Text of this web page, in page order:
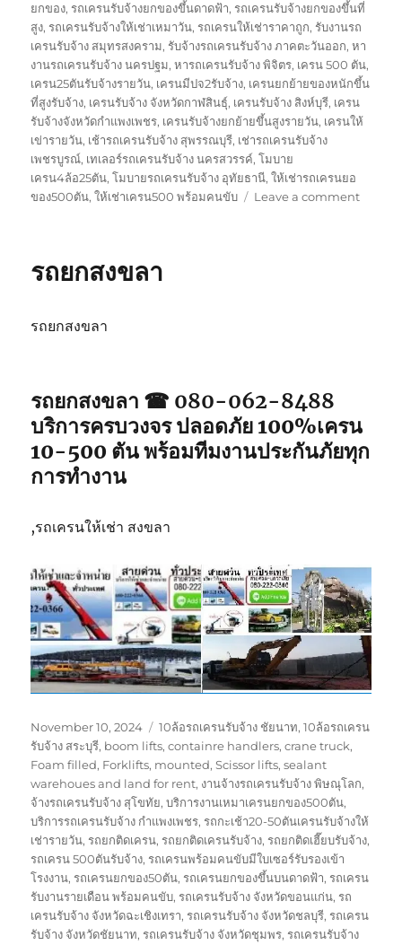
ยกของ,รถเครนรับจ้างยกของขึ้นดาดฟ้า,รถเครนรับจ้างยกของขึ้นที่
สูง,รถเครนรับจ้างให้เช่าเหมาวัน,รถเครนให้เช่าราคาถูก,รับงานรถ
เครนรับจ้าง สมุทรสงคราม,รับจ้างรถเครนรับจ้าง ภาคตะวันออก,หา
งานรถเครนรับจ้าง นครปฐม,หารถเครนรับจ้าง พิจิตร, เครน 500 ตัน,
เครน25ตันรับจ้างรายวัน, เครนมีปจ2รับจ้าง, เครนยกย้ายของหนักขึ้น
ที่สูงรับจ้าง, เครนรับจ้าง จังหวัดกาฬสินธุ์, เครนรับจ้าง สิงห์บุรี, เครน
รับจ้างจังหวัดกำแพงเพชร, เครนรับจ้างยกย้ายขึ้นสูงรายวัน, เครนให้
เข่ารายวัน, เช้ารถเครนรับจ้าง สุพรรณบุรี, เช่ารถเครนรับจ้าง
เพชรบูรณ์, เทเลอร์รถเครนรับจ้าง นครสวรรค์,โมบาย
เครน4ล้อ25ตัน,โมบายรถเครนรับจ้าง อุทัยธานี,ให้เช่ารถเครนยอ
ของ500ตัน,ให้เช่าเครน500 พร้อมคนขับ Leave a commenton
รถยกสงขลา
รถยกสงขลา
รถยกสงขลา ☎ 080-062-8488
บริการครบวงจร ปลอดภัย 100%เครน
10-500 ตัน พร้อมทีมงานประกันภัยทุก
การทำงาน
,รถเครนให้เช่า สงขลา
Posted
on
November 10, 2024 Tags
10ล้อรถเครนรับจ้าง ชัยนาท,10ล้อรถเครน
รับจ้าง สระบุรี, boom lifts,containre handlers,crane truck,
Foam filled, Forklifts, mounted,Scissor lifts,sealant
warehoues and land for rent, งานจ้างรถเครนรับจ้าง พิษณุโลก,
จ้างรถเครนรับจ้าง สุโขทัย,บริการงานเหมาเครนยกของ500ตัน,
บริการรถเครนรับจ้าง กำแพงเพชร,รถกะเช้า20-50ตันเครนรับจ้างให้
เช่ารายวัน,รถยกติดเครน,รถยกติดเครนรับจ้าง,รถยกติดเฮี๊ยบรับจ้าง,
รถเครน 500ตันรับจ้าง,รถเครนพร้อมคนขับมีใบเซอร์รับรองเข้า
โรงงาน,รถเครนยกของ50ตัน,รถเครนยกของขึ้นบนดาดฟ้า,รถเครน
รับงานรายเดือน พร้อมคนขับ,รถเครนรับจ้าง จังหวัดขอนแก่น,รถ
เครนรับจ้าง จังหวัดฉะเชิงเทรา,รถเครนรับจ้าง จังหวัดชลบุรี,รถเครน
รับจ้าง จังหวัดชัยนาท,รถเครนรับจ้าง จังหวัดชุมพร,รถเครนรับจ้าง